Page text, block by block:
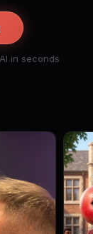
in seconds